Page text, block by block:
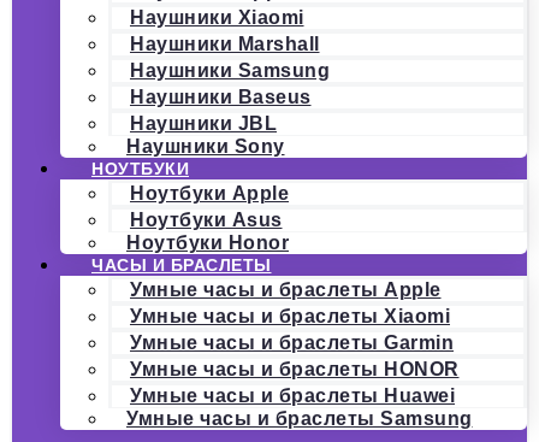
Наушники Xiaomi
Наушники Marshall
Наушники Samsung
Наушники Baseus
Наушники JBL
Наушники Sony
НОУТБУКИ
Ноутбуки Apple
Ноутбуки Asus
Ноутбуки Honor
ЧАСЫ И БРАСЛЕТЫ
Умные часы и браслеты Apple
Умные часы и браслеты Xiaomi
Умные часы и браслеты Garmin
Умные часы и браслеты HONOR
Умные часы и браслеты Huawei
Умные часы и браслеты Samsung